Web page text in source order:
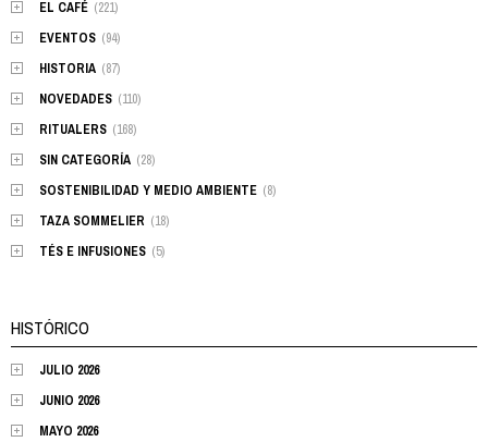
EL CAFÉ (221)
EVENTOS (94)
HISTORIA (87)
NOVEDADES (110)
RITUALERS (168)
SIN CATEGORÍA (28)
SOSTENIBILIDAD Y MEDIO AMBIENTE (8)
TAZA SOMMELIER (18)
TÉS E INFUSIONES (5)
HISTÓRICO
JULIO 2026
JUNIO 2026
MAYO 2026